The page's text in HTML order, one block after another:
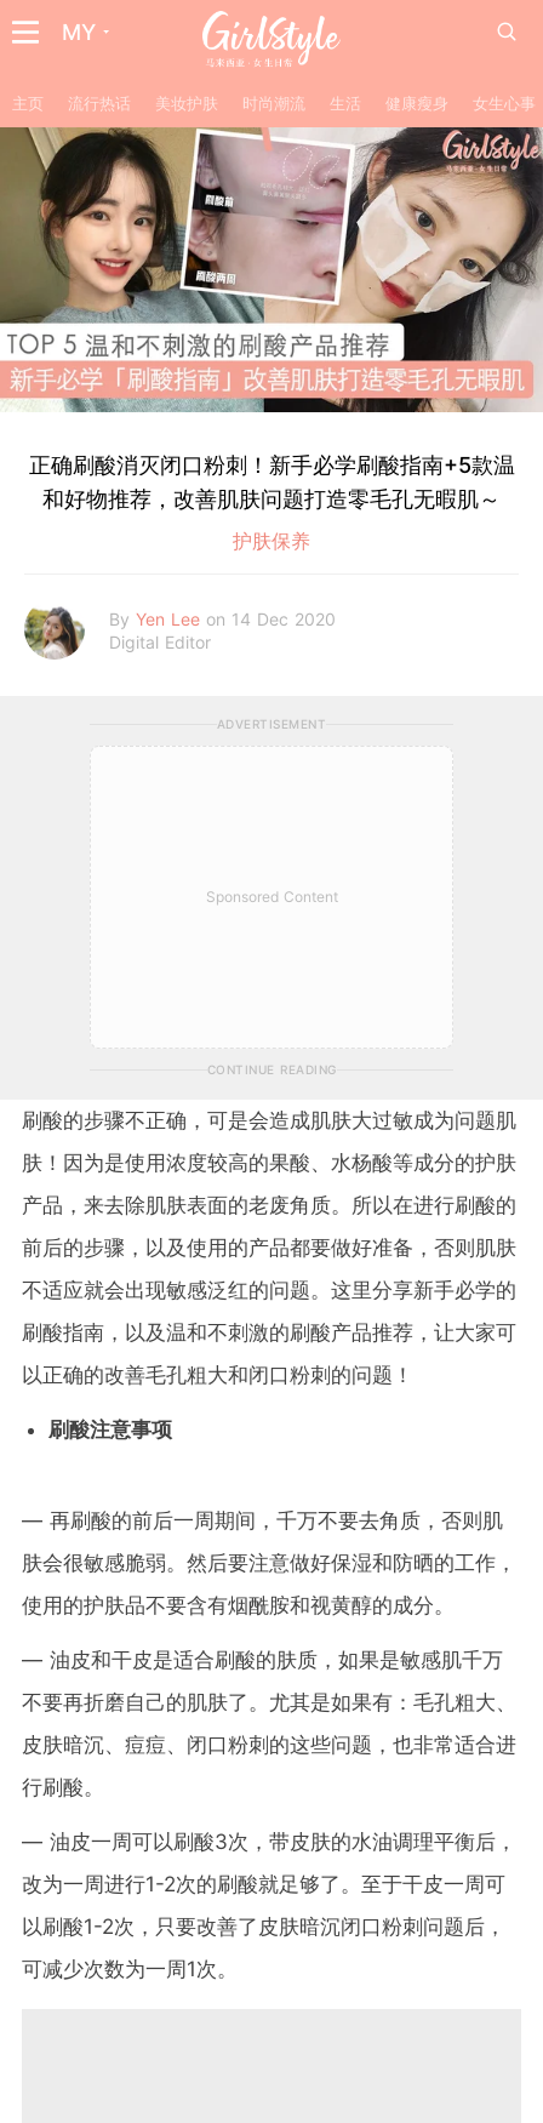
MY
主页 流行热话 美妆护肤 时尚潮流 生活 健康瘦身 女生心事
正确刷酸消灭闭口粉刺！新手必学刷酸指南+5款温
和好物推荐，改善肌肤问题打造零毛孔无暇肌～
护肤保养
By Yen Lee on 14 Dec 2020
Digital Editor
ADVERTISEMENT
Sponsored Content
CONTINUE READING
刷酸的步骤不正确，可是会造成肌肤大过敏成为问题肌
肤！因为是使用浓度较高的果酸、水杨酸等成分的护肤
产品，来去除肌肤表面的老废角质。所以在进行刷酸的
前后的步骤，以及使用的产品都要做好准备，否则肌肤
不适应就会出现敏感泛红的问题。这里分享新手必学的
刷酸指南，以及温和不刺激的刷酸产品推荐，让大家可
以正确的改善毛孔粗大和闭口粉刺的问题！
刷酸注意事项
— 再刷酸的前后一周期间，千万不要去角质，否则肌
肤会很敏感脆弱。然后要注意做好保湿和防晒的工作，
使用的护肤品不要含有烟酰胺和视黄醇的成分。
— 油皮和干皮是适合刷酸的肤质，如果是敏感肌千万
不要再折磨自己的肌肤了。尤其是如果有：毛孔粗大、
皮肤暗沉、痘痘、闭口粉刺的这些问题，也非常适合进
行刷酸。
— 油皮一周可以刷酸3次，带皮肤的水油调理平衡后，
改为一周进行1-2次的刷酸就足够了。至于干皮一周可
以刷酸1-2次，只要改善了皮肤暗沉闭口粉刺问题后，
可减少次数为一周1次。